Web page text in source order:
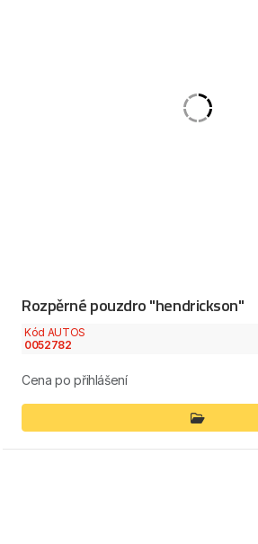
Rozpěrné pouzdro "hendrickson"
Kód AUTOS
0052782
Cena po přihlášení